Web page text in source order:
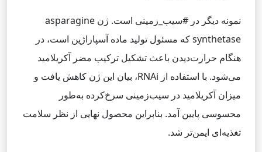
نمونه دیگر در #سیب‌_زمینی است. ژن asparagine
synthetase که مسئول تولید ماده آسپاراژین است، در
هنگام حرارت‌دیدن باعث تشکیل ترکیب مضر آکریلامید
می‌شود. با استفاده از RNAi، بیان این ژن کاهش یافت و
میزان آکریلامید در سیب‌زمینی سرخ‌کرده به‌طور
محسوسی پایین آمد. بنابراین محصول نهایی از نظر سلامت
تغذیه‌ای ایمن‌تر شد.